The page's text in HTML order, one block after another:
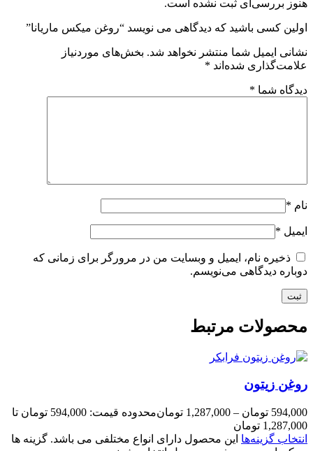
هنوز بررسی‌ای ثبت نشده است.
اولین کسی باشید که دیدگاهی می نویسد “روغن میکس ماریانا”
نشانی ایمیل شما منتشر نخواهد شد. بخش‌های موردنیاز
علامت‌گذاری شده‌اند *
دیدگاه شما *
نام *
ایمیل *
ذخیره نام، ایمیل و وبسایت من در مرورگر برای زمانی که
دوباره دیدگاهی می‌نویسم.
محصولات مرتبط
روغن زیتون
594,000 تومان –
1,287,000 تومان
محدوده قیمت: 594,000 تومان تا
1,287,000 تومان
انتخاب گزینه‌ها این محصول دارای انواع مختلفی می باشد. گزینه ها